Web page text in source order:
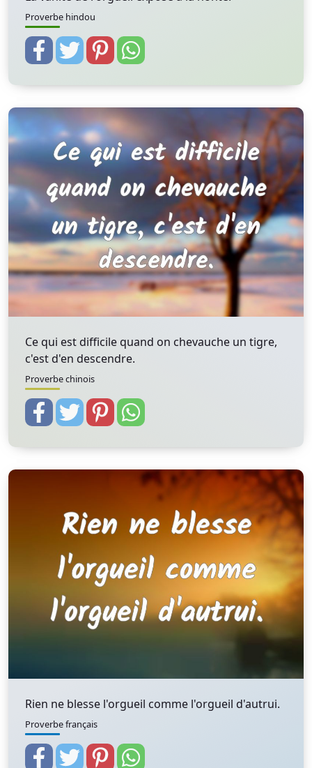
Proverbe hindou
Ce qui est difficile quand on chevauche un tigre,
c'est d'en descendre.
Proverbe chinois
Rien ne blesse l'orgueil comme l'orgueil d'autrui.
Proverbe français